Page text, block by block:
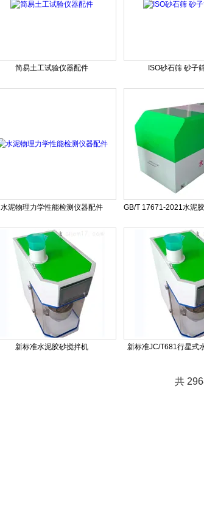
简易土工试验仪器配件 ISO砂石筛 砂子
水泥物理力学性能检测仪器配件
新标准水泥胶砂搅拌机 新标准JC/T681行星式
共